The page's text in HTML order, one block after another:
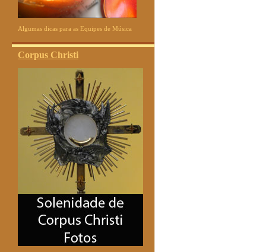
Algumas dicas para as Equipes de Música
Corpus Christi